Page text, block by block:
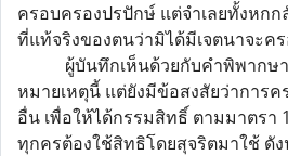
ครอบครองปรปักษ์ แต่จำเลยทั้งหกก
ที่แท้จริงของตนว่ามิได้มีเจตนาจะค
ผู้บันทึกเห็นด้วยกับคำพิพากษา
หมายเหตุนี้ แต่ยังมีข้อสงสัยว่าการ
อื่น เพื่อให้ได้กรรมสิทธิ์ ตามมาตรา
ทุกครต้องใช้สิทธิโดยสุจริตมาใช้